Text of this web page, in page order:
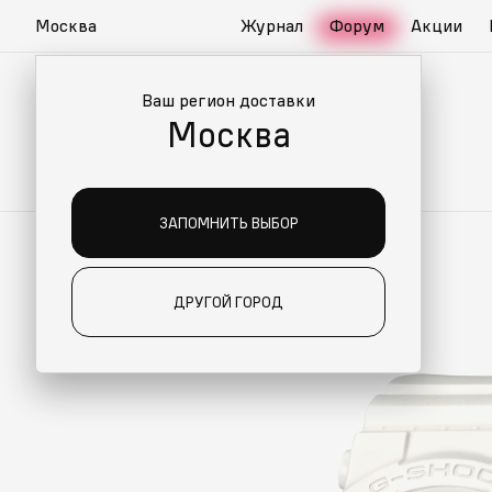
Москва
Ваш регион доставки
Москва
ЗАПОМНИТЬ ВЫБОР
ДРУГОЙ ГОРОД
Журнал Форум Акции
ДЛЯ ВАС